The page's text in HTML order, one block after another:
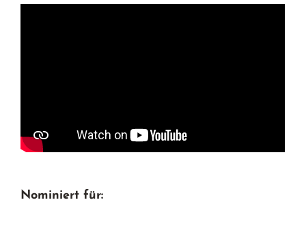
Nominiert für: